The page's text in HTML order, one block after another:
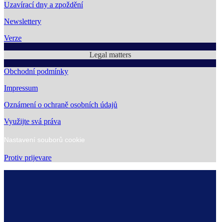
Uzavírací dny a zpoždění
Newslettery
Verze
Legal matters
Obchodní podmínky
Impressum
Oznámení o ochraně osobních údajů
Využijte svá práva
Nastavení souborů cookie
Protiv prijevare